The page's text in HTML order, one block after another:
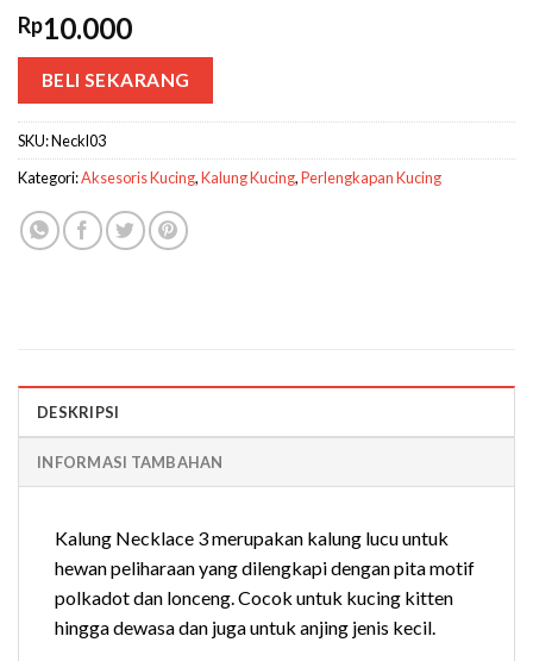
Rp10.000
BELI SEKARANG
SKU:Neckl03
Kategori:Aksesoris Kucing,Kalung Kucing,Perlengkapan Kucing
DESKRIPSI
INFORMASI TAMBAHAN
Kalung Necklace 3 merupakan kalung lucu untuk
hewan peliharaan yang dilengkapi dengan pita motif
polkadot dan lonceng. Cocok untuk kucing kitten
hingga dewasa dan juga untuk anjing jenis kecil.